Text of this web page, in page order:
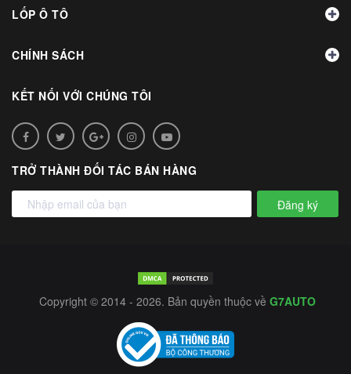
LỐP Ô TÔ
CHÍNH SÁCH
KẾT NỐI VỚI CHÚNG TÔI
TRỞ THÀNH ĐỐI TÁC BÁN HÀNG
Đăng ký
Copyright © 2014 - 2026. Bản quyền thuộc về G7AUTO